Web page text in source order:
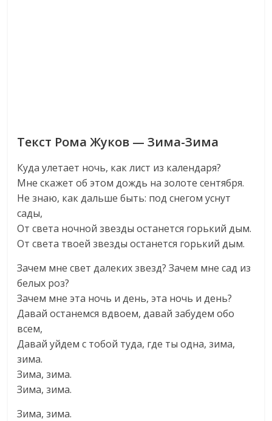
Текст Рома Жуков — Зима-Зима
Куда улетает ночь, как лист из календаря?
Мне скажет об этом дождь на золоте сентября.
Не знаю, как дальше быть: под снегом уснут
сады,
От света ночной звезды останется горький дым.
От света твоей звезды останется горький дым.
Зачем мне свет далеких звезд? Зачем мне сад из
белых роз?
Зачем мне эта ночь и день, эта ночь и день?
Давай останемся вдвоем, давай забудем обо
всем,
Давай уйдем с тобой туда, где ты одна, зима,
зима.
Зима, зима.
Зима, зима.
Зима, зима.